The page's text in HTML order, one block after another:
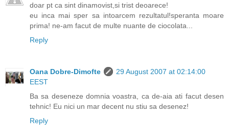
doar pt ca sint dinamovist,si trist deoarece!
eu inca mai sper sa intoarcem rezultatul!speranta moare
prima! ne-am facut de multe nuante de ciocolata...
Reply
Oana Dobre-Dimofte
29 August 2007 at 02:14:00
EEST
Ba sa deseneze domnia voastra, ca de-aia ati facut desen
tehnic! Eu nici un mar decent nu stiu sa desenez!
Reply